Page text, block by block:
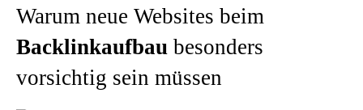
Warum neue Websites beim
Backlinkaufbau besonders
vorsichtig sein müssen